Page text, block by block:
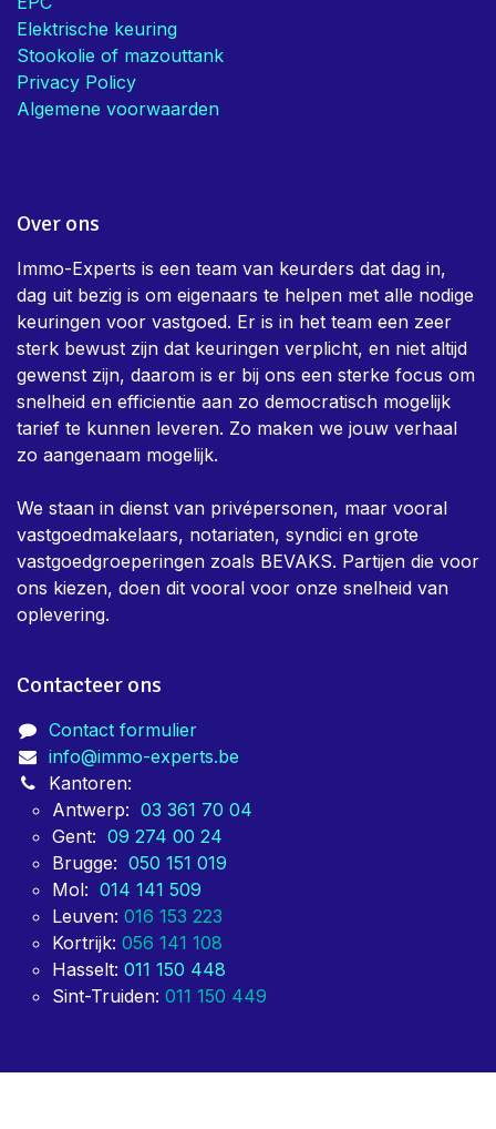
Elektrische keuring
Stookolie of mazouttank
Privacy Policy
Algemene voorwaarden
Over ons
Immo-Experts is een team van keurders dat dag in,
dag uit bezig is om eigenaars te helpen met alle nodige
keuringen voor vastgoed. Er is in het team een zeer
sterk bewust zijn dat keuringen verplicht, en niet altijd
gewenst zijn, daarom is er bij ons een sterke focus om
snelheid en efficientie aan zo democratisch mogelijk
tarief te kunnen leveren. Zo maken we jouw verhaal
zo aangenaam mogelijk.
We staan in dienst van privépersonen, maar vooral
vastgoedmakelaars, notariaten, syndici en grote
vastgoedgroeperingen zoals BEVAKS. Partijen die voor
ons kiezen, doen dit vooral voor onze snelheid van
oplevering.
Contacteer ons
Contact formulier
info@immo-experts.be
Kantoren:
Antwerp: 03 361 70 04
Gent: 09 274 00 24
Brugge: 050 151 019
Mol: 014 141 509
Leuven: 016 153 223
Kortrijk: 056 141 108
Hasselt: 011 150 448
Sint-Truiden: 011 150 449